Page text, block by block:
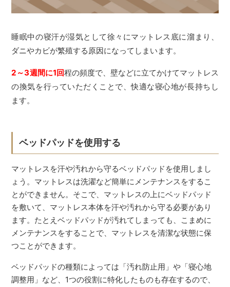
睡眠中の寝汗が湿気として徐々にマットレス底に溜まり、
ダニやカビが繁殖する原因になってしまいます。
2～3週間に1回程の頻度で、壁などに立てかけてマットレス
の換気を行っていただくことで、快適な寝心地が長持ちし
ます。
ベッドパッドを使用する
マットレスを汗や汚れから守るベッドパッドを使用しまし
ょう。マットレスは洗濯など簡単にメンテナンスをするこ
とができません。そこで、マットレスの上にベッドパッド
を敷いて、マットレス本体を汗や汚れから守る必要があり
ます。たとえベッドパッドが汚れてしまっても、こまめに
メンテナンスをすることで、マットレスを清潔な状態に保
つことができます。
ベッドパッドの種類によっては「汚れ防止用」や「寝心地
調整用」など、1つの役割に特化したものも存在するので、